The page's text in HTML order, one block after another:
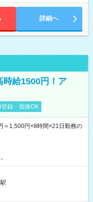
詳細へ
時給1500円！ア
登録・面接OK
＝1,500円×8時間×21日勤務の